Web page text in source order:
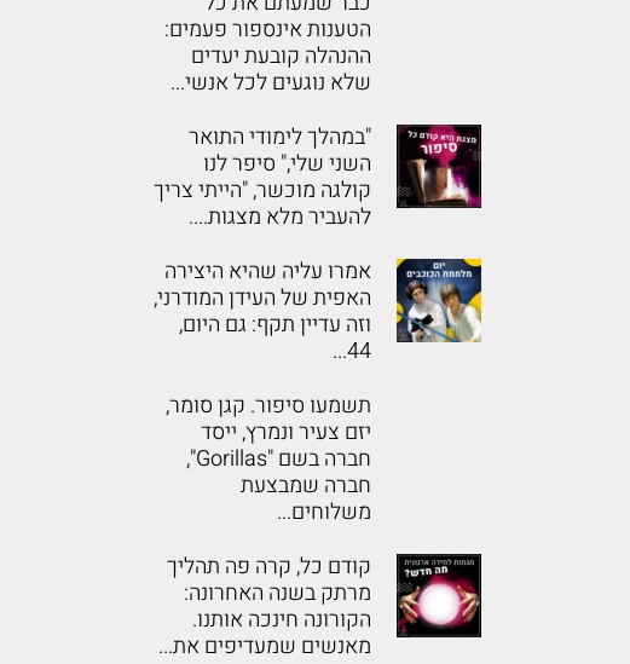
הטענות אינספור פעמים:
ההנהלה קובעת יעדים
שלא נוגעים לכל אנשי...
"במהלך לימודי התואר
השני שלי," סיפר לנו
קולגה מוכשר, "הייתי צריך
להעביר מלא מצגות....
אמרו עליה שהיא היצירה
האפית של העידן המודרני,
וזה עדיין תקף: גם היום,
44...
תשמעו סיפור. קגן סומר,
יזם צעיר ונמרץ, ייסד
חברה בשם "Gorillas",
חברה שמבצעת
משלוחים...
קודם כל, קרה פה תהליך
מרתק בשנה האחרונה:
הקורונה חינכה אותנו.
מאנשים שמעדיפים את...